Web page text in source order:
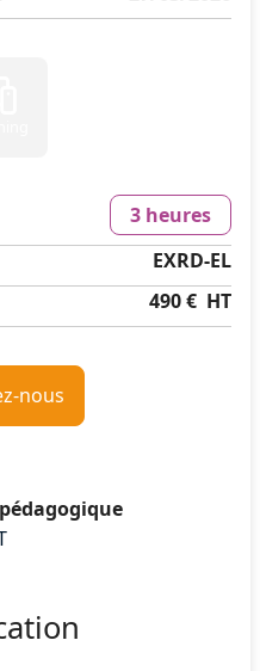
3 heures
EXRD-EL
490 € HT
nous